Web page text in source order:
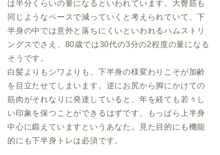
は半分くらいの量になるといわれています。大臀筋も
同じようなペースで減っていくと考えられていて、下
半身の中では意外と落ちにくいといわれるハムストリ
ングスでさえ、80歳では30代の3分の2程度の量になる
そうです。
白髪よりもシワよりも、下半身の様変わりこそが加齢
を目立たせてしまいます。逆にお尻から脚にかけての
筋肉がそれなりに発達していると、年を経ても若々し
い印象を保つことができるはずです。もっぱら上半身
中心に鍛えていますというあなた。見た目的にも機能
的にも下半身トレは必須です。